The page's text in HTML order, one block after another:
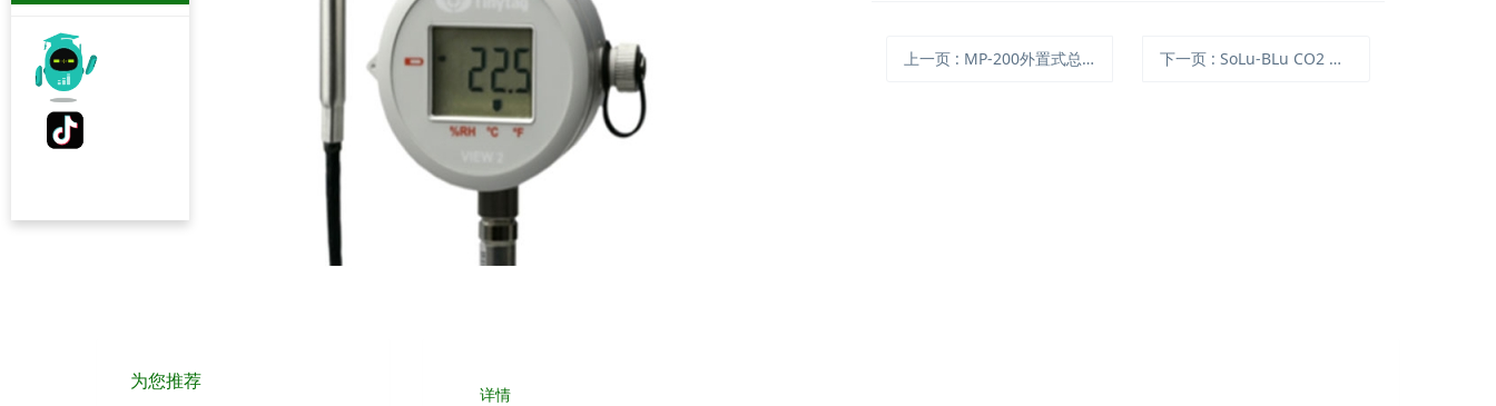
上一页 : MP-200外置式总辐射测量仪 下一页 : SoLu-BLu CO2 浅水型二氧化碳测量仪
详情
为您推荐